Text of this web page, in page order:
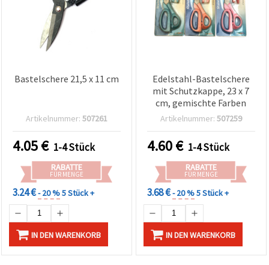
Bastelschere 21,5 x 11 cm
Artikelnummer: 507261
4.05€ 1-4 Stück
RABATTE
FÜR MENGE
3.24 €- 20 %5 Stück +
IN DEN WARENKORB
Edelstahl-Bastelschere
mit Schutzkappe, 23 x 7
cm, gemischte Farben
Artikelnummer: 507259
4.60€ 1-4 Stück
RABATTE
FÜR MENGE
3.68 €- 20 %5 Stück +
IN DEN WARENKORB